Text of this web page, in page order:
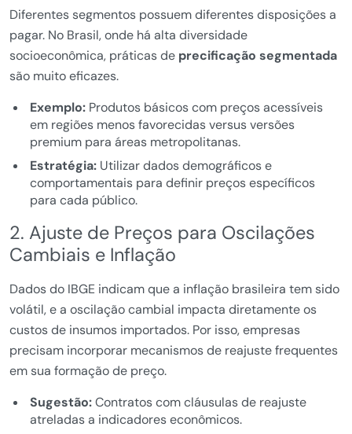
Diferentes segmentos possuem diferentes disposições a
pagar. No Brasil, onde há alta diversidade
socioeconômica, práticas de precificação segmentada
são muito eficazes.
Exemplo:Produtos básicos com preços acessíveis
em regiões menos favorecidas versus versões
premium para áreas metropolitanas.
Estratégia:Utilizar dados demográficos e
comportamentais para definir preços específicos
para cada público.
2. Ajuste de Preços para Oscilações
Cambiais e Inflação
Dados do IBGE indicam que a inflação brasileira tem sido
volátil, e a oscilação cambial impacta diretamente os
custos de insumos importados. Por isso, empresas
precisam incorporar mecanismos de reajuste frequentes
em sua formação de preço.
Sugestão:Contratos com cláusulas de reajuste
atreladas a indicadores econômicos.